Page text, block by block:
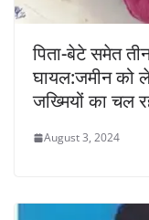
पिता-बेटे समेत
घायल:जमीन को
जख्मियों का चल
August 3, 2024